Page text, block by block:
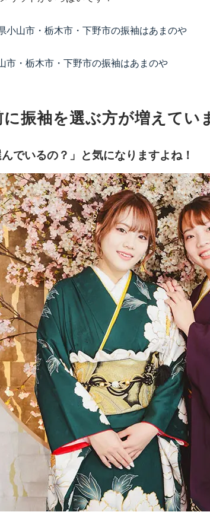
小山市・栃木市・下野市の振袖はあまのや
市・栃木市・下野市の振袖はあまのや
振袖を選ぶ方が増えてい
でいるの？」と気になりますよね！